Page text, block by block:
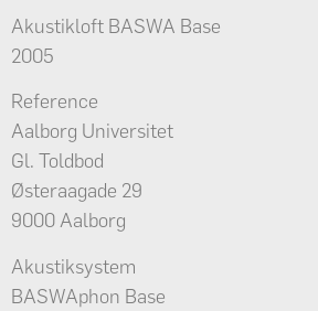
Akustikloft BASWA Base
2005
Reference
Aalborg Universitet
Gl. Toldbod
Østeraagade 29
9000 Aalborg
Akustiksystem
BASWAphon Base